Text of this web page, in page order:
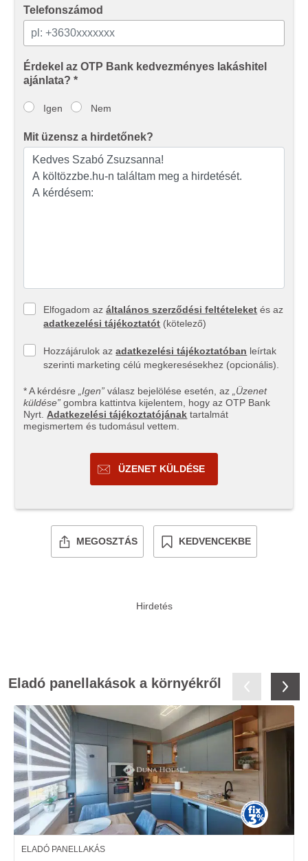
Telefonszámod
Érdekel az OTP Bank kedvezményes lakáshitel
ajánlata? *
Igen Nem
Mit üzensz a hirdetőnek?
Elfogadom azáltalános szerződési feltételeket és az
adatkezelési tájékoztatót (kötelező)
Hozzájárulok azadatkezelési tájékoztatóban leírtak
szerinti marketing célú megkeresésekhez (opcionális).
* A kérdésre „Igen” válasz bejelölése esetén, az
„Üzenet
küldése” gombra kattintva kijelentem, hogy az OTP Bank
Nyrt. Adatkezelési tájékoztatójának tartalmát
megismertem és tudomásul vettem.
ÜZENET KÜLDÉSE
MEGOSZTÁS KEDVENCEKBE
Eladó panellakások a környékről
ELADÓ PANELLAKÁS